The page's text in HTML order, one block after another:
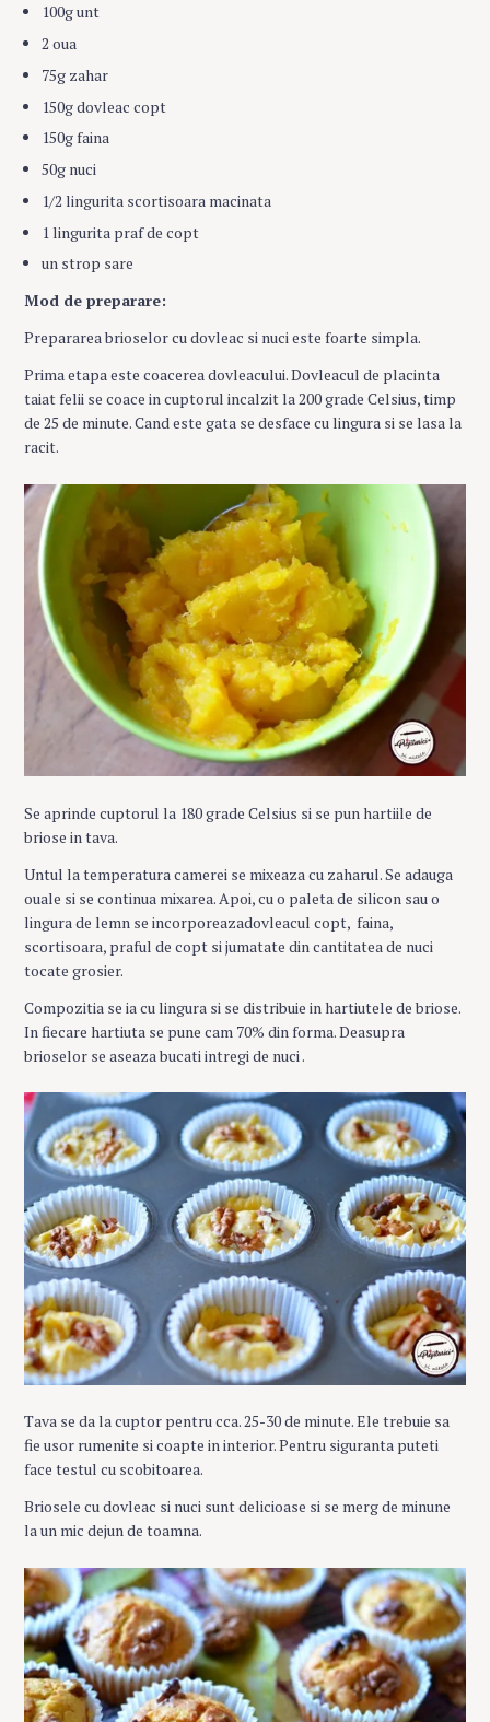
100g unt
2 oua
75g zahar
150g dovleac copt
150g faina
50g nuci
1/2 lingurita scortisoara macinata
1 lingurita praf de copt
un strop sare
Mod de preparare:
Prepararea brioselor cu dovleac si nuci este foarte simpla.
Prima etapa este coacerea dovleacului. Dovleacul de placinta
taiat felii se coace in cuptorul incalzit la 200 grade Celsius, timp
de 25 de minute. Cand este gata se desface cu lingura si se lasa la
racit.
Se aprinde cuptorul la 180 grade Celsius si se pun hartiile de
briose in tava.
Untul la temperatura camerei se mixeaza cu zaharul. Se adauga
ouale si se continua mixarea. Apoi, cu o paleta de silicon sau o
lingura de lemn se incorporeazadovleacul copt, faina,
scortisoara, praful de copt si jumatate din cantitatea de nuci
tocate grosier.
Compozitia se ia cu lingura si se distribuie in hartiutele de briose.
In fiecare hartiuta se pune cam 70% din forma. Deasupra
brioselor se aseaza bucati intregi de nuci .
Tava se da la cuptor pentru cca. 25-30 de minute. Ele trebuie sa
fie usor rumenite si coapte in interior. Pentru siguranta puteti
face testul cu scobitoarea.
Briosele cu dovleac si nuci sunt delicioase si se merg de minune
la un mic dejun de toamna.